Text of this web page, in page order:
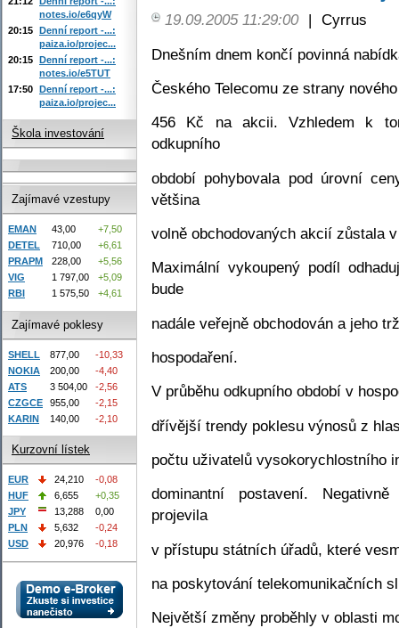
19.09.2005 11:29:00 | Cyrrus
Dnešním dnem končí povinná
Českého Telecomu ze strany
456 Kč na akcii. Vzhledem k
odkupního
období pohybovala pod úrovní
většina
volně obchodovaných akcií zůstala
Maximální vykoupený podíl
bude
nadále veřejně obchodován a jeho
hospodaření.
V průběhu odkupního období v
dřívější trendy poklesu výnosů z
počtu uživatelů vysokorychlostního
dominantní postavení.
projevila
v přístupu státních úřadů, které
na poskytování telekomunikačních
Největší změny proběhly v oblasti
notes.io/e6qyW
20:15 Denní report -...:
paiza.io/projec...
20:15 Denní report -...:
notes.io/e5TUT
17:50 Denní report -...:
paiza.io/projec...
Škola investování
Zajímavé vzestupy
EMAN 43,00
+7,50
DETEL
710,00
+6,61
PRAPM
228,00
+5,56
VIG
1 797,00
+5,09
RBI
1 575,50 +4,61
Zajímavé poklesy
SHELL 877,00
-10,33
NOKIA
200,00
-4,40
ATS
3 504,00
-2,56
CZGCE
955,00
-2,15
KARIN
140,00 -2,10
Kurzovní lístek
EUR 24,210
-0,08
HUF
6,655
+0,35
JPY
13,288
0,00
PLN
5,632
-0,24
USD
20,976 -0,18